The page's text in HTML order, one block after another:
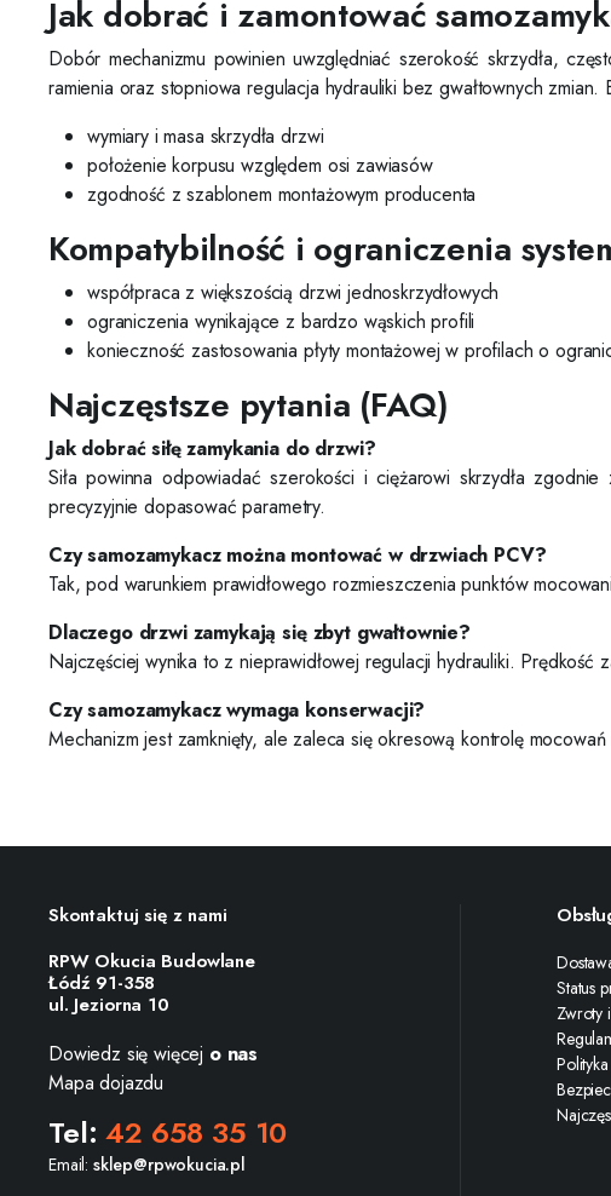
Jak dobrać i zamontować
Dobór mechanizmu powinien uwzględniać szerokość skrzydła,
ramienia oraz stopniowa regulacja hydrauliki bez gwałtownych
wymiary i masa skrzydła drzwi
położenie korpusu względem osi zawiasów
zgodność z szablonem montażowym producenta
Kompatybilność i ograniczenia
współpraca z większością drzwi jednoskrzydłowych
ograniczenia wynikające z bardzo wąskich profili
konieczność zastosowania płyty montażowej w profilach o
Najczęstsze pytania (FAQ)
Jak dobrać siłę zamykania do drzwi?
Siła powinna odpowiadać szerokości i ciężarowi skrzydła
precyzyjnie dopasować parametry.
Czy samozamykacz można montować w drzwiach PCV?
Tak, pod warunkiem prawidłowego rozmieszczenia punktów
Dlaczego drzwi zamykają się zbyt gwałtownie?
Najczęściej wynika to z nieprawidłowej regulacji hydrauliki. Prędkość
Czy samozamykacz wymaga konserwacji?
Mechanizm jest zamknięty, ale zaleca się okresową kontrolę
Skontaktuj się z nami
RPW Okucia Budowlane
Łódź 91-358
ul. Jeziorna 10
Dowiedz się więcej o nas
Mapa dojazdu
Tel:42 658 35 10
Email: sklep@rpwokucia.pl
Status
Zwroty